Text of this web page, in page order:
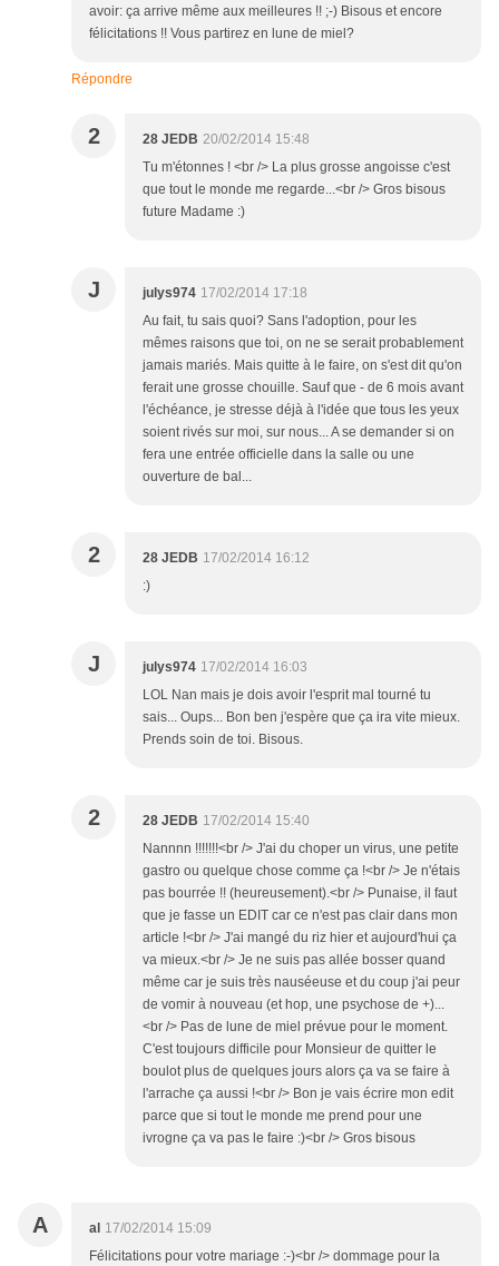
avoir: ça arrive même aux meilleures !! ;-) Bisous et encore
félicitations !! Vous partirez en lune de miel?
Répondre
2 28 JEDB 20/02/2014 15:48
Tu m'étonnes ! <br /> La plus grosse angoisse c'est
que tout le monde me regarde...<br /> Gros bisous
future Madame :)
J julys974 17/02/2014 17:18
Au fait, tu sais quoi? Sans l'adoption, pour les
mêmes raisons que toi, on ne se serait probablement
jamais mariés. Mais quitte à le faire, on s'est dit qu'on
ferait une grosse chouille. Sauf que - de 6 mois avant
l'échéance, je stresse déjà à l'idée que tous les yeux
soient rivés sur moi, sur nous... A se demander si on
fera une entrée officielle dans la salle ou une
ouverture de bal...
2 28 JEDB 17/02/2014 16:12
:)
J julys974 17/02/2014 16:03
LOL Nan mais je dois avoir l'esprit mal tourné tu
sais... Oups... Bon ben j'espère que ça ira vite mieux.
Prends soin de toi. Bisous.
2 28 JEDB 17/02/2014 15:40
Nannnn !!!!!!!<br /> J'ai du choper un virus, une petite
gastro ou quelque chose comme ça !<br /> Je n'étais
pas bourrée !! (heureusement).<br /> Punaise, il faut
que je fasse un EDIT car ce n'est pas clair dans mon
article !<br /> J'ai mangé du riz hier et aujourd'hui ça
va mieux.<br /> Je ne suis pas allée bosser quand
même car je suis très nauséeuse et du coup j'ai peur
de vomir à nouveau (et hop, une psychose de +)...
<br /> Pas de lune de miel prévue pour le moment.
C'est toujours difficile pour Monsieur de quitter le
boulot plus de quelques jours alors ça va se faire à
l'arrache ça aussi !<br /> Bon je vais écrire mon edit
parce que si tout le monde me prend pour une
ivrogne ça va pas le faire :)<br /> Gros bisous
A al 17/02/2014 15:09
Félicitations pour votre mariage :-)<br /> dommage pour la